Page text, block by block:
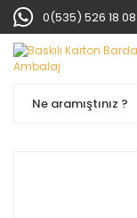
0(535) 526 18 08